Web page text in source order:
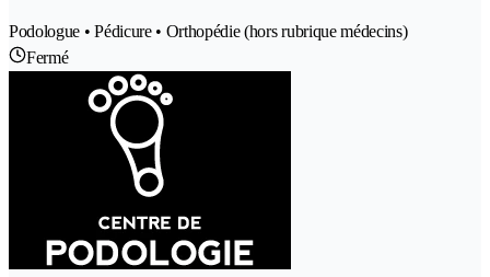
Podologue • Pédicure • Orthopédie (hors rubrique médecins)
Fermé